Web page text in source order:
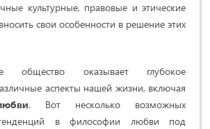
культурные, правовые и этические
свои особенности в решение этих
общество оказывает глубокое
аспекты нашей жизни, включая
. Вот несколько возможных
в философии любви под